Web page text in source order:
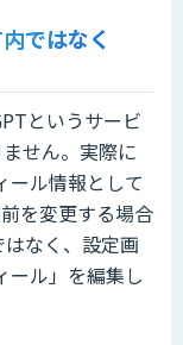
ではなく
というサービ
せん。実際に
ール情報として
を変更する場合
なく、設定画
ール」を編集し